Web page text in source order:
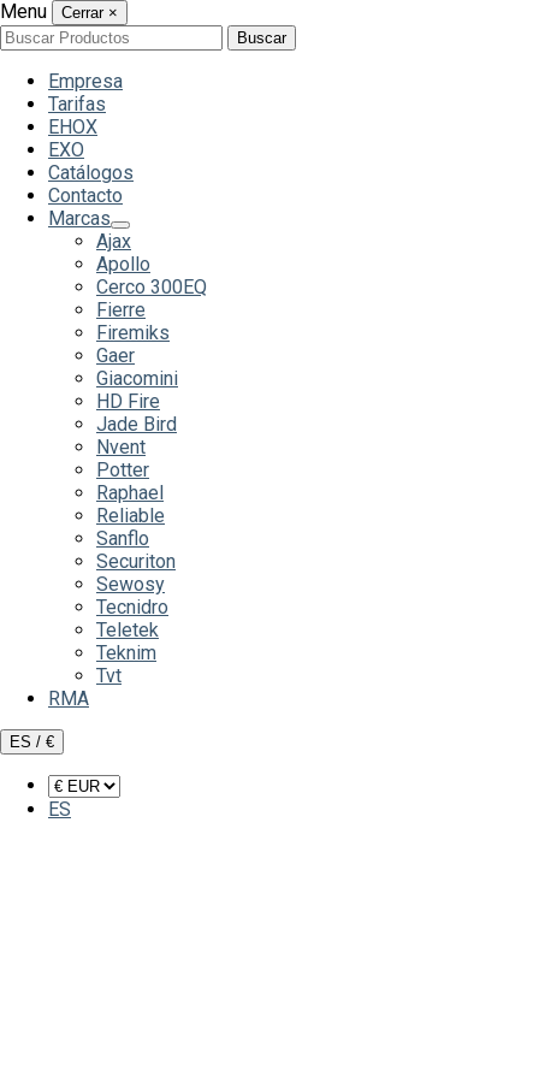
Menu Cerrar ×
Buscar
por:
Buscar
Empresa
Tarifas
EHOX
EXO
Catálogos
Contacto
Marcas
Ajax
Apollo
Cerco 300EQ
Fierre
Firemiks
Gaer
Giacomini
HD Fire
Jade Bird
Nvent
Potter
Raphael
Reliable
Sanflo
Securiton
Sewosy
Tecnidro
Teletek
Teknim
Tvt
RMA
ES / €
ES